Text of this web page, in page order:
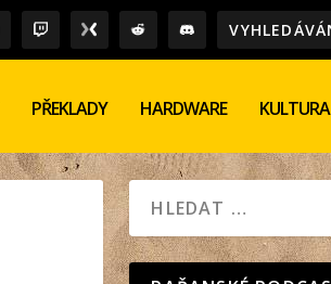
PŘEKLADY HARDWARE KULTURA